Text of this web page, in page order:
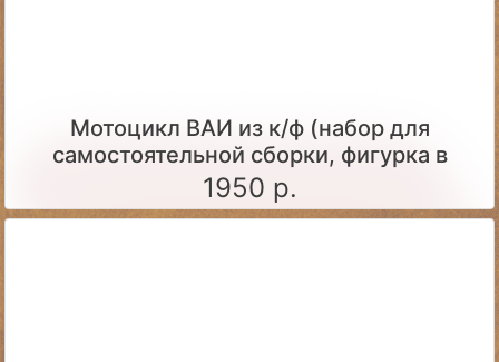
Мотоцикл ВАИ из к/ф (набор для
самостоятельной сборки, фигурка в
комплекте)
1950 р.